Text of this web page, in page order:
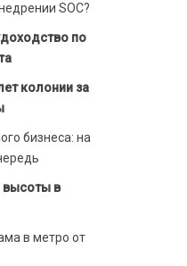
SOC?
по
колонии за
бизнеса: на
высоты в
в метро от